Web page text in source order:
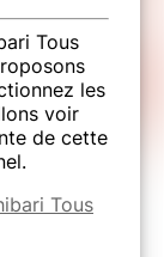
Tous
les
voir
de cette
Tous